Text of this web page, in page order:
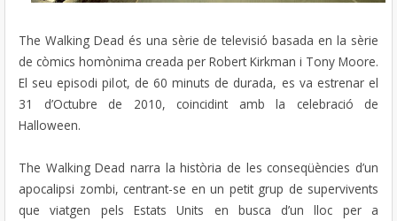
The Walking Dead és una sèrie de televisió basada en la sèrie
de còmics homònima creada per Robert Kirkman i Tony Moore.
El seu episodi pilot, de 60 minuts de durada, es va estrenar el
31 d’Octubre de 2010, coincidint amb la celebració de
Halloween.
The Walking Dead narra la història de les conseqüències d’un
apocalipsi zombi, centrant-se en un petit grup de supervivents
que viatgen pels Estats Units en busca d’un lloc per a